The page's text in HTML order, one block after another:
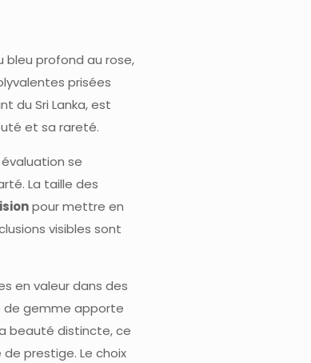
bleu profond au rose,
prisées
du Sri Lanka, est
et sa rareté.
se
La taille des
pour mettre en
visibles sont
en valeur dans des
de gemme apporte
beauté distincte, ce
de prestige. Le choix